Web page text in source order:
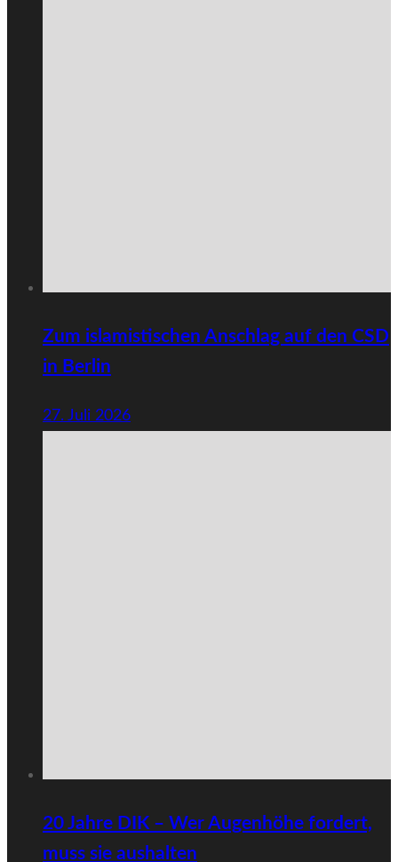
Zum islamistischen Anschlag auf den CSD
in Berlin
27. Juli 2026
20 Jahre DIK – Wer Augenhöhe fordert,
muss sie aushalten